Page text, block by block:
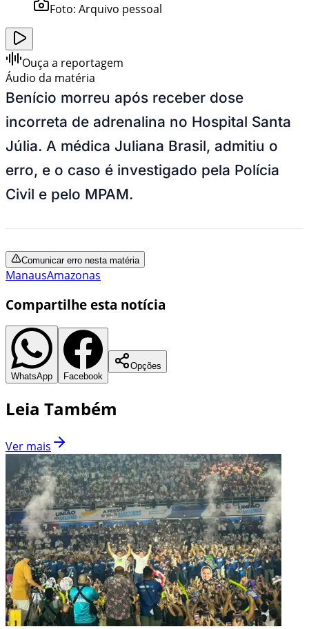
Foto: Arquivo pessoal
Ouça a reportagem
Áudio da matéria
Benício morreu após receber dose
incorreta de adrenalina no Hospital Santa
Júlia. A médica Juliana Brasil, admitiu o
erro, e o caso é investigado pela Polícia
Civil e pelo MPAM.
Comunicar erro nesta matéria
ManausAmazonas
Compartilhe esta notícia
WhatsApp Facebook
Opções
Leia Também
Ver mais